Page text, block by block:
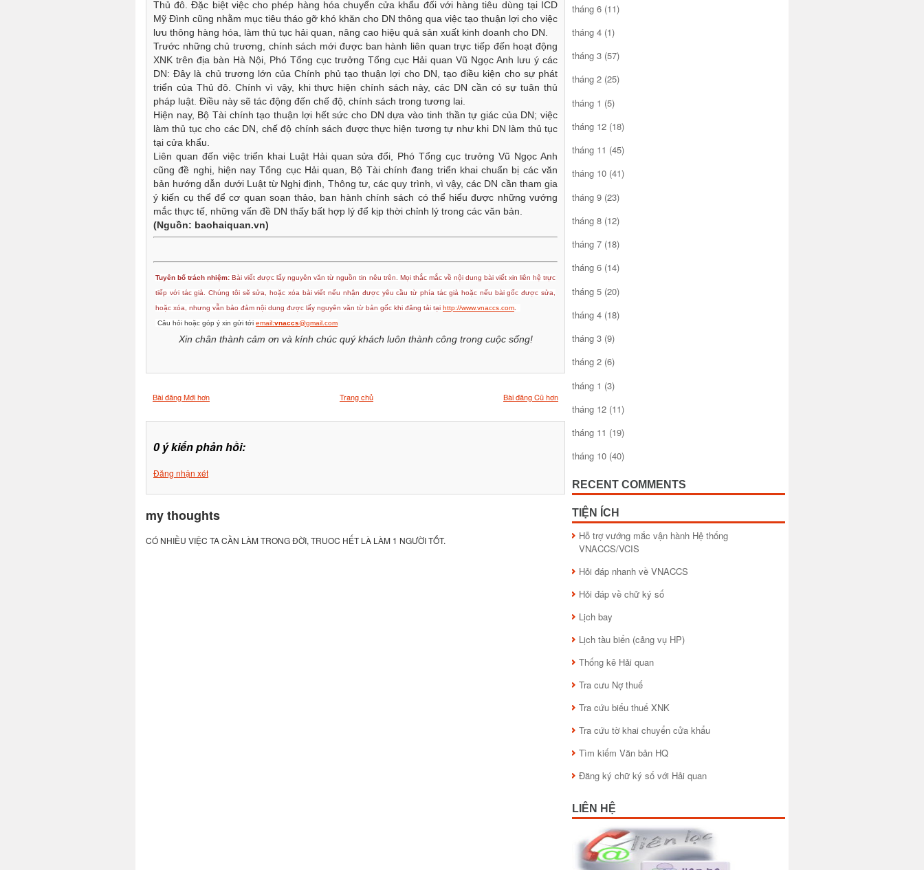
Thủ đô. Đặc biệt việc cho phép hàng hóa chuyển cửa khẩu đối với hàng tiêu dùng tại ICD
Mỹ Đình cũng nhằm mục tiêu tháo gỡ khó khăn cho DN thông qua việc tạo thuận lợi cho việc
lưu thông hàng hóa, làm thủ tục hải quan, nâng cao hiệu quả sản xuất kinh doanh cho DN.
Trước những chủ trương, chính sách mới được ban hành liên quan trực tiếp đến hoạt động
XNK trên địa bàn Hà Nội, Phó Tổng cục trưởng Tổng cục Hải quan Vũ Ngọc Anh lưu ý các
DN: Đây là chủ trương lớn của Chính phủ tạo thuận lợi cho DN, tạo điều kiện cho sự phát
triển của Thủ đô. Chính vì vậy, khi thực hiện chính sách này, các DN cần có sự tuân thủ
pháp luật. Điều này sẽ tác động đến chế độ, chính sách trong tương lai.
Hiện nay, Bộ Tài chính tạo thuận lợi hết sức cho DN dựa vào tinh thần tự giác của DN; việc
làm thủ tục cho các DN, chế độ chính sách được thực hiện tương tự như khi DN làm thủ tục
tại cửa khẩu.
Liên quan đến việc triển khai Luật Hải quan sửa đổi, Phó Tổng cục trưởng Vũ Ngọc Anh
cũng đề nghị, hiện nay Tổng cục Hải quan, Bộ Tài chính đang triển khai chuẩn bị các văn
bản hướng dẫn dưới Luật từ Nghị định, Thông tư, các quy trình, vì vậy, các DN cần tham gia
ý kiến cụ thể để cơ quan soạn thảo, ban hành chính sách có thể hiểu được những vướng
mắc thực tế, những vấn đề DN thấy bất hợp lý để kịp thời chỉnh lý trong các văn bản.
(Nguồn: baohaiquan.vn)
Tuyên bố trách nhiệm:Bài viết được lấy nguyên văn từ nguồn tin nêu trên. Mọi thắc mắc về nội dung bài viết xin liên hệ trực
tiếp với tác giả. Chúng tôi sẽ sửa, hoặc xóa bài viết nếu nhận được yêu cầu từ phía tác giả hoặc nếu bài gốc được sửa,
hoặc xóa, nhưng vẫn bảo đảm nội dung được lấy nguyên văn từ bản gốc khi đăng tải tại http://www.vnaccs.com
Câu hỏi hoặc góp ý xin gửi tới email:vnaccs@gmail.com
Xin chân thành cảm ơn và kính chúc quý khách luôn thành công trong cuộc sống!
Bài đăng Mới hơn Bài đăng Cũ hơn
Trang chủ
0 ý kiến phản hồi:
Đăng nhận xét
my thoughts
CÓ NHIỀU VIỆC TA CẦN LÀM TRONG ĐỜI, TRUOC HẾT LÀ LÀM 1 NGƯỜI TỐT.
tháng 6 (11)
tháng 4 (1)
tháng 3 (57)
tháng 2 (25)
tháng 1 (5)
tháng 12 (18)
tháng 11 (45)
tháng 10 (41)
tháng 9 (23)
tháng 8 (12)
tháng 7 (18)
tháng 6 (14)
tháng 5 (20)
tháng 4 (18)
tháng 3 (9)
tháng 2 (6)
tháng 1 (3)
tháng 12 (11)
tháng 11 (19)
tháng 10 (40)
RECENT COMMENTS
TIỆN ÍCH
Hỗ trợ vướng mắc vận hành Hệ thống
VNACCS/VCIS
Hỏi đáp nhanh về VNACCS
Hỏi đáp về chữ ký số
Lịch bay
Lịch tàu biển (cảng vụ HP)
Thống kê Hải quan
Tra cưu Nợ thuế
Tra cứu biểu thuế XNK
Tra cứu tờ khai chuyển cửa khẩu
Tìm kiếm Văn bản HQ
Đăng ký chữ ký số với Hải quan
LIÊN HỆ